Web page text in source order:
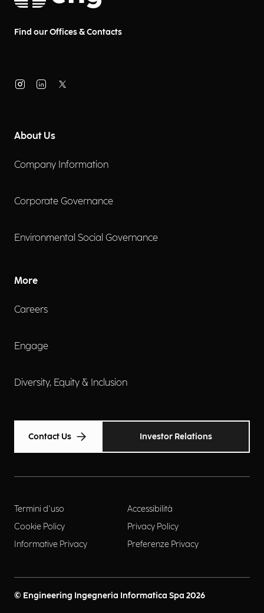
Find our Offices & Contacts
About Us
Company Information
Corporate Governance
Environmental Social Governance
More
Careers
Engage
Diversity, Equity & Inclusion
Contact Us Investor Relations
Termini d'uso
Accessibilità
Cookie Policy
Privacy Policy
Informative Privacy
Preferenze Privacy
© Engineering Ingegneria Informatica Spa 2026